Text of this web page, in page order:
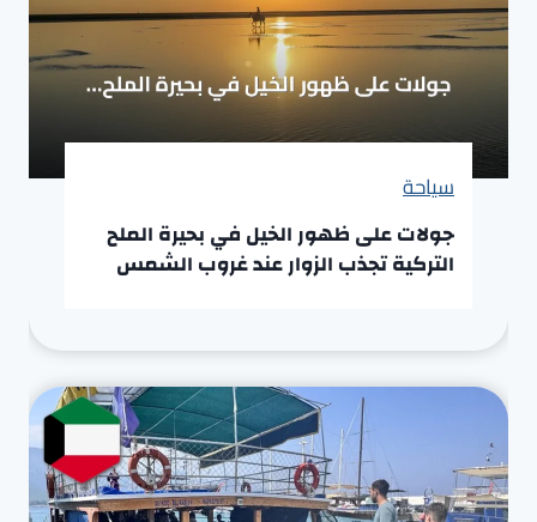
سياحة
جولات على ظهور الخيل في بحيرة الملح
التركية تجذب الزوار عند غروب الشمس